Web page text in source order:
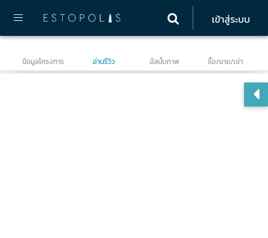
เข้าสู่ระบบ
ข้อมูลโครงการ อ่านรีวิว อัลบั้มภาพ ซื้อ/ขาย/เช่า
ลุ